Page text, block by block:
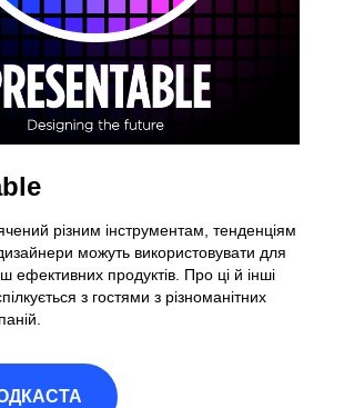
різним інструментам, тенденціям
можуть використовувати для
ефективних продуктів. Про ці й інші
з гостями з різноманітних